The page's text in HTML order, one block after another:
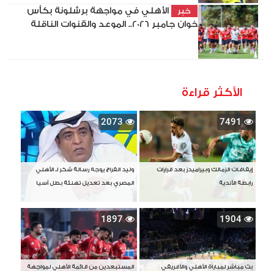
خبر
الأهلي في مواجهة برشلونة بكأس
خوان جامبر 2026.. الموعد والقنوات الناقلة
الأكثر قراءة
7491
إيقافات الزمالك وبيراميدز بعد قرارات
رابطة الأندية
2073
وليد الفراج يوجه رسالة شكر لـ الأهلي
المصري بعد تعديل تهنئة بطل آسيا
1904
بث مباشر لمباراة الأهلي والأفريقي
1897
المستبعدين من قائمة الأهلي لمواجهة